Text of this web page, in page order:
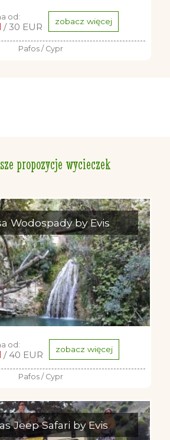
od:
/ 30 EUR zobacz więcej
Pafos / Cypr
propozycje wycieczek
Wodospady by Evis
od:
/ 40 EUR zobacz więcej
Pafos / Cypr
Jeep Safari by Evis